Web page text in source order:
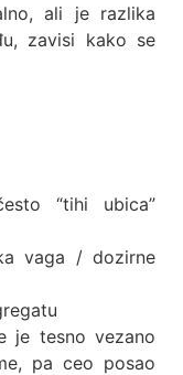
ali je razlika
zavisi kako se
“tihi ubica”
vaga / dozirne
je tesno vezano
pa ceo posao